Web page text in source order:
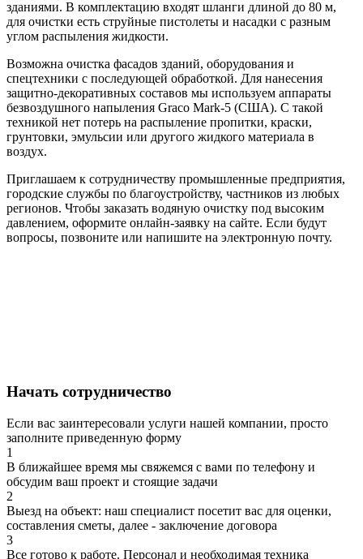
зданиями. В комплектацию входят шланги длиной до 80 м,
для очистки есть струйные пистолеты и насадки с разным
углом распыления жидкости.
Возможна очистка фасадов зданий, оборудования и
спецтехники с последующей обработкой. Для нанесения
защитно-декоративных составов мы используем аппараты
безвоздушного напыления Graco Mark-5 (США). С такой
техникой нет потерь на распыление пропитки, краски,
грунтовки, эмульсии или другого жидкого материала в
воздух.
Приглашаем к сотрудничеству промышленные предприятия,
городские службы по благоустройству, частников из любых
регионов. Чтобы заказать водяную очистку под высоким
давлением, оформите онлайн-заявку на сайте. Если будут
вопросы, позвоните или напишите на электронную почту.
Начать сотрудничество
Если вас заинтересовали услуги нашей компании, просто
заполните приведенную форму
1
В ближайшее время мы свяжемся с вами по телефону и
обсудим ваш проект и стоящие задачи
2
Выезд на объект: наш специалист посетит вас для оценки,
составления сметы, далее - заключение договора
3
Все готово к работе. Персонал и необходимая техника